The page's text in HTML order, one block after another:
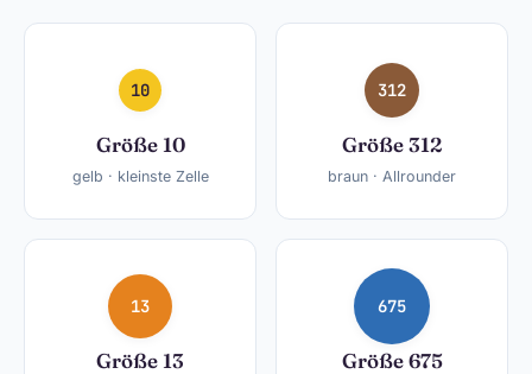
10
Größe 10
gelb · kleinste Zelle
312
Größe 312
braun · Allrounder
13
Größe 13
675
Größe 675